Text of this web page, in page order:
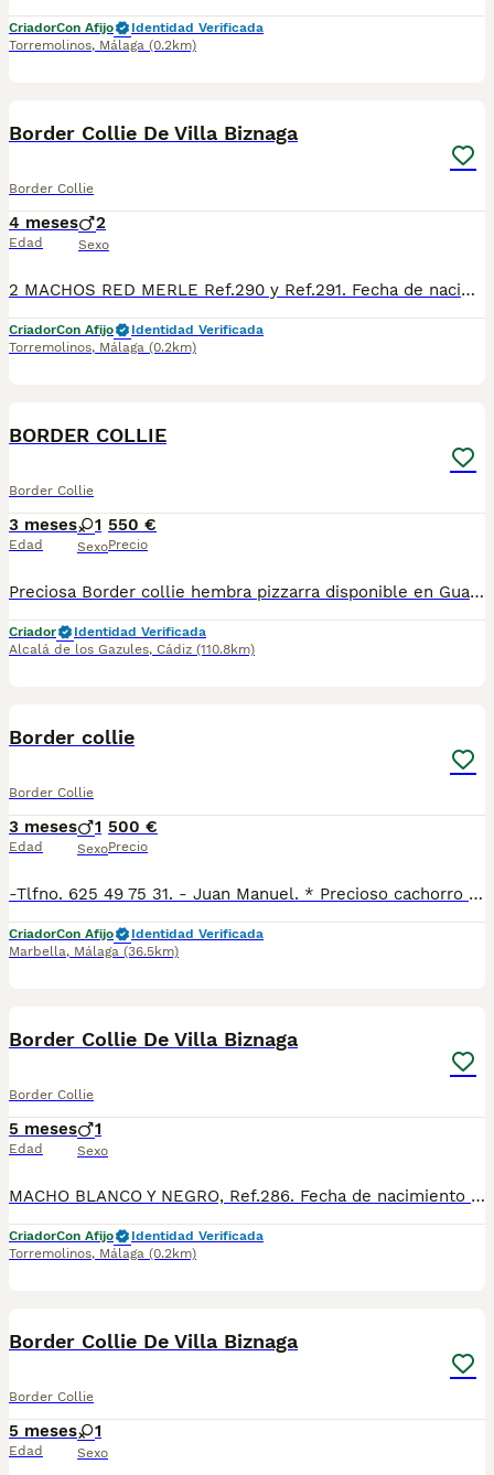
CriadorCon Afijo
Identidad Verificada
Torremolinos, Málaga (0.2km)
Border Collie De Villa Biznaga
Border Collie
4 meses
Edad
2
Sexo
2 MACHOS RED MERLE Ref.290 y Ref.291. Fecha de nacimiento 19/03/2026. Todos nuestros cachorros se entregan con su Cartilla Sanitaria, 3 vacunas, 3 desparasitaciones y la hoja para la inscripción en el LOE para solicitar el pedigree (opcional). Con 5 días de Garantía Vírica y 5 meses de Garantía Genética. Nuestra web: www.villabiznaga.com. Instagram: villabiznaga_bordercollie. Facebook: Villa Biznaga. Para solicitar más información, videos o fotos de algún cachorro o camada en concreto a través de wasap al 606 816 817.
CriadorCon Afijo
Identidad Verificada
Torremolinos, Málaga (0.2km)
BORDER COLLIE
Border Collie
3 meses
Edad
1
Sexo
550 €
Precio
Preciosa Border collie hembra pizzarra disponible en Guau Gazul. Ubicada en Alcalá de los Gazules, Cádiz. También hacemos envíos. Para más información contacta con nosotros
Criador
Identidad Verificada
Alcalá de los Gazules, Cádiz (110.8km)
Border collie
Border Collie
3 meses
Edad
1
Sexo
500 €
Precio
-Tlfno. 625 49 75 31. - Juan Manuel. * Precioso cachorro bicolor listo para entregar. * Criamos a nuestros cachorros en un ambiente familiar, por lo que tienen sociabilización con niños y con otros. * Llevan vacunas al día según edad y también la desparasitación. * Se entregan con la cartilla veterinaria sellada por el veterinario. .
CriadorCon Afijo
Identidad Verificada
Marbella, Málaga (36.5km)
Border Collie De Villa Biznaga
Border Collie
5 meses
Edad
1
Sexo
MACHO BLANCO Y NEGRO, Ref.286. Fecha de nacimiento 01/03/2026. Todos nuestros cachorros se entregan con su Cartilla Sanitaria, 3 vacunas, 3 desparasitaciones y la hoja para la inscripción en el LOE para solicitar el pedigree (opcional). Con 5 días de Garantía Vírica y 5 meses de Garantía Genética. Nuestra web: www.villabiznaga.com. Instagram: villabiznaga_bordercollie. Facebook: Villa Biznaga. Para solicitar más información, videos o fotos de algún cachorro o camada en concreto a través de wasap al 606 816 817.
CriadorCon Afijo
Identidad Verificada
Torremolinos, Málaga (0.2km)
Border Collie De Villa Biznaga
Border Collie
5 meses
Edad
1
Sexo